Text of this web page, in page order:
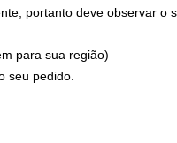
portanto deve observar o
para sua região)
seu pedido.